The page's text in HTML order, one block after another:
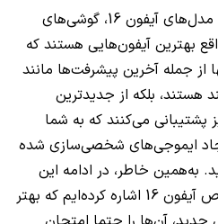
خبر خوب این است که تمامی مدل‌های آیفون 16، گوشی‌های
بهترین آیفون‌هایی هستند که
از جمله آخرین پیشرفت‌ها مانند
هستند، بلکه از جدیدترین
پشتیبانی می‌کنند که به شما
ایموجی‌های شخصی‌سازی شده
به‌همین خاطر، در ادامه این
مطلب به 10 قابلیت بسیار خاص آیفون 16 اشاره کرده‌ایم که بهتر